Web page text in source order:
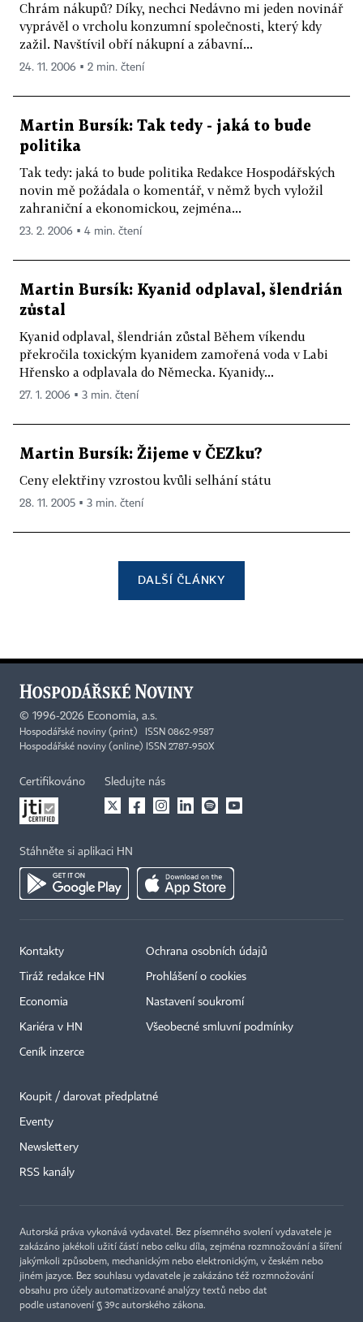
Chrám nákupů? Díky, nechci Nedávno mi jeden novinář
vyprávěl o vrcholu konzumní společnosti, který kdy
zažil. Navštívil obří nákupní a zábavní...
24. 11. 2006 ▪ 2 min. čtení
Martin Bursík: Tak tedy - jaká to bude
politika
Tak tedy: jaká to bude politika Redakce Hospodářských
novin mě požádala o komentář, v němž bych vyložil
zahraniční a ekonomickou, zejména...
23. 2. 2006 ▪ 4 min. čtení
Martin Bursík: Kyanid odplaval, šlendrián
zůstal
Kyanid odplaval, šlendrián zůstal Během víkendu
překročila toxickým kyanidem zamořená voda v Labi
Hřensko a odplavala do Německa. Kyanidy...
27. 1. 2006 ▪ 3 min. čtení
Martin Bursík: Žijeme v ČEZku?
Ceny elektřiny vzrostou kvůli selhání státu
28. 11. 2005 ▪ 3 min. čtení
DALŠÍ ČLÁNKY
© 1996-2026 Economia, a.s.
Hospodářské noviny (print) ISSN 0862-9587
Hospodářské noviny (online) ISSN 2787-950X
Certifikováno Sledujte nás
Stáhněte si aplikaci HN
Kontakty
Tiráž redakce HN
Economia
Kariéra v HN
Ceník inzerce
Ochrana osobních údajů
Prohlášení o cookies
Nastavení soukromí
Všeobecné smluvní podmínky
Koupit / darovat předplatné
Eventy
Newslettery
RSS kanály
Autorská práva vykonává vydavatel. Bez písemného svolení vydavatele je
zakázáno jakékoli užití částí nebo celku díla, zejména rozmnožování a šíření
jakýmkoli způsobem, mechanickým nebo elektronickým, v českém nebo
jiném jazyce. Bez souhlasu vydavatele je zakázáno též rozmnožování
obsahu pro účely automatizované analýzy textů nebo dat
podle ustanovení § 39c autorského zákona.